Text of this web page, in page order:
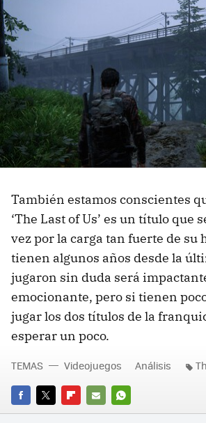
También estamos conscientes
‘The Last of Us’ es un título que
vez por la carga tan fuerte de su
tienen algunos años desde la
jugaron sin duda será
emocionante, pero si tienen
jugar los dos títulos de la
esperar un poco.
FACEBOOK
TWITTERFLIPBOARD
E-
WHATSAPP
TEMAS Videojuegos Análisis